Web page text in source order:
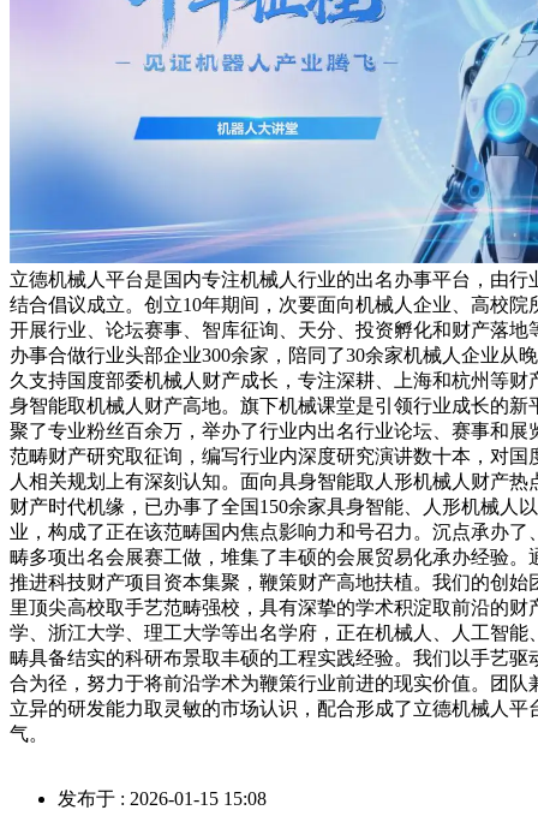
立德机械人平台是国内专注机械人行业的出名办事平台，由行
结合倡议成立。创立10年期间，次要面向机械人企业、高校院
开展行业、论坛赛事、智库征询、天分、投资孵化和财产落地
办事合做行业头部企业300余家，陪同了30余家机械人企业从
久支持国度部委机械人财产成长，专注深耕、上海和杭州等财
身智能取机械人财产高地。旗下机械课堂是引领行业成长的新
聚了专业粉丝百余万，举办了行业内出名行业论坛、赛事和展
范畴财产研究取征询，编写行业内深度研究演讲数十本，对国
人相关规划上有深刻认知。面向具身智能取人形机械人财产热
财产时代机缘，已办事了全国150余家具身智能、人形机械人
业，构成了正在该范畴国内焦点影响力和号召力。沉点承办了
畴多项出名会展赛工做，堆集了丰硕的会展贸易化承办经验。
推进科技财产项目资本集聚，鞭策财产高地扶植。我们的创始
里顶尖高校取手艺范畴强校，具有深挚的学术积淀取前沿的财
学、浙江大学、理工大学等出名学府，正在机械人、人工智能
畴具备结实的科研布景取丰硕的工程实践经验。我们以手艺驱
合为径，努力于将前沿学术为鞭策行业前进的现实价值。团队
立异的研发能力取灵敏的市场认识，配合形成了立德机械人平
气。
发布于 : 2026-01-15 15:08